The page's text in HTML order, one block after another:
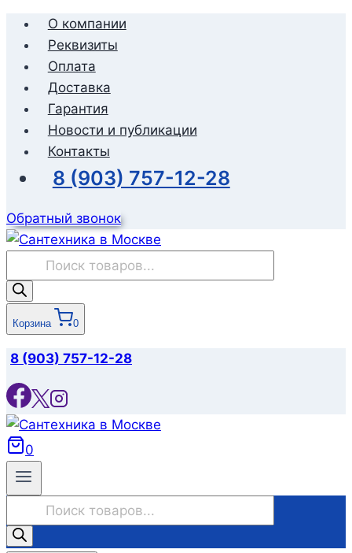
Перейти
содержимому
О компании
Реквизиты
Оплата
Доставка
Гарантия
Новости и публикации
Контакты
8 (903) 757-12-28
Обратный звонок
товаров
Корзина 0
8 (903) 757-12-28
0
товаров